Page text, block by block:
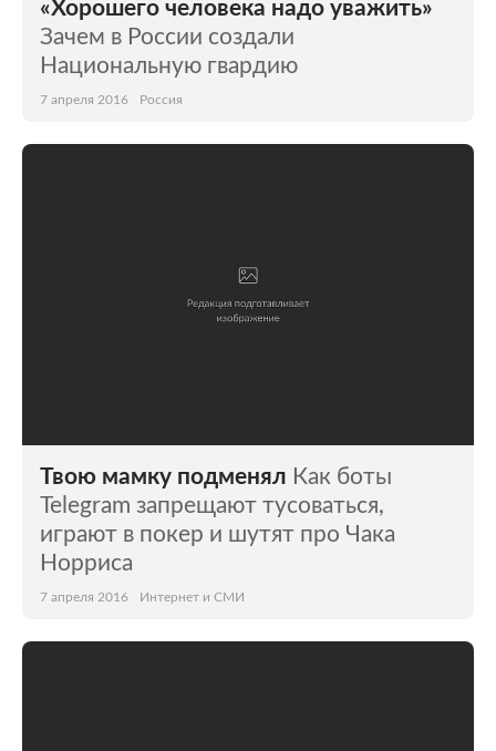
«Хорошего человека надо уважить»
Зачем в России создали
Национальную гвардию
7 апреля 2016 Россия
Твою мамку подменял Как боты
Telegram запрещают тусоваться,
играют в покер и шутят про Чака
Норриса
7 апреля 2016 Интернет и СМИ